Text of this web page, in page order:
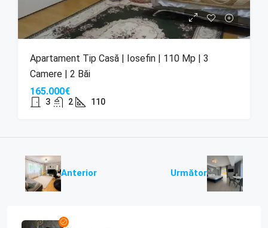
Apartament Tip Casă | Iosefin | 110 Mp | 3
Camere | 2 Băi
165.000€
3 2 110
Anterior Următor